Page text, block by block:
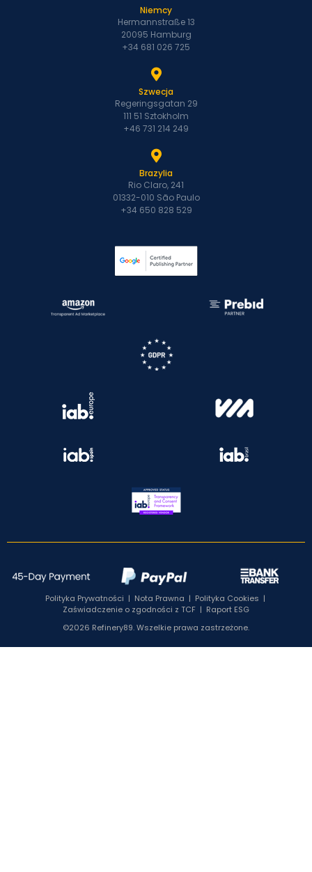
Niemcy
Hermannstraße 13
20095 Hamburg
+34 681 026 725
Szwecja
Regeringsgatan 29
111 51 Sztokholm
+46 731 214 249
Brazylia
Rio Claro, 241
01332-010 São Paulo
+34 650 828 529
Polityka Prywatności | Nota Prawna | Polityka Cookies |
Zaświadczenie o zgodności z TCF | Raport ESG
©2026 Refinery89. Wszelkie prawa zastrzeżone.